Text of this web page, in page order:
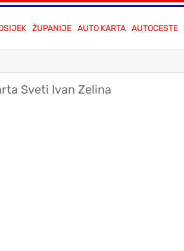
ŽUPANIJE AUTO KARTA AUTOCESTE
Sveti Ivan Zelina